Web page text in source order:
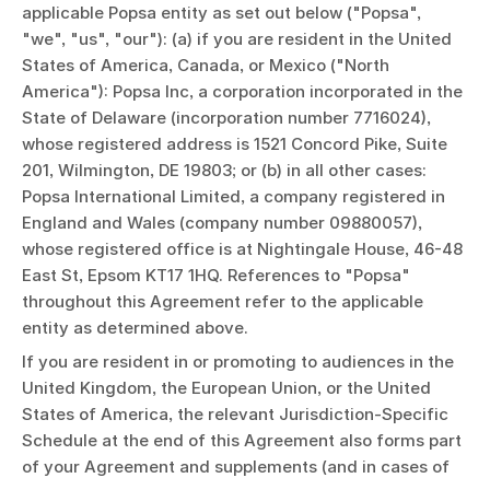
applicable Popsa entity as set out below ("Popsa",
"we", "us", "our"): (a) if you are resident in the United
States of America, Canada, or Mexico ("North
America"): Popsa Inc, a corporation incorporated in the
State of Delaware (incorporation number 7716024),
whose registered address is 1521 Concord Pike, Suite
201, Wilmington, DE 19803; or (b) in all other cases:
Popsa International Limited, a company registered in
England and Wales (company number 09880057),
whose registered office is at Nightingale House, 46-48
East St, Epsom KT17 1HQ. References to "Popsa"
throughout this Agreement refer to the applicable
entity as determined above.
If you are resident in or promoting to audiences in the
United Kingdom, the European Union, or the United
States of America, the relevant Jurisdiction-Specific
Schedule at the end of this Agreement also forms part
of your Agreement and supplements (and in cases of